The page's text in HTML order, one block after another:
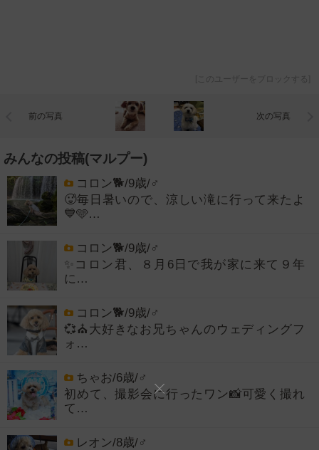
このユーザーをブロックする
前の写真 次の写真
みんなの投稿(マルプー)
コロン🐕/9歳/♂
🥵毎日暑いので、涼しい滝に行って来たよ
💙🩵…
コロン🐕/9歳/♂
✨コロン君、８月6日で我が家に来て９年
に…
コロン🐕/9歳/♂
💞⛪大好きなお兄ちゃんのウェディングフ
ォ…
ちゃお/6歳/♂
初めて、撮影会に行ったワン📸可愛く撮れ
て…
レオン/8歳/♂